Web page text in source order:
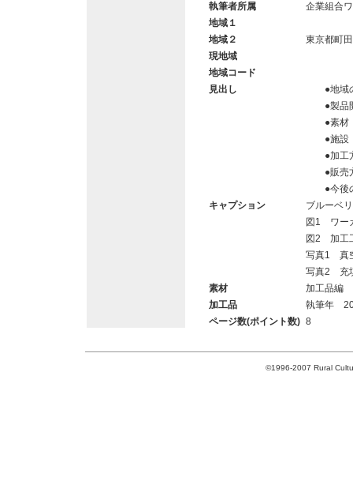
執筆者所属
企業組合
地域１
地域２
東京都町
現地域
地域コード
見出し
●地域の
●製品開
●素材・
●施設
●加工方
●販売
●今後の
キャプション
ブルーベ
図1 ワー
図2 加工
写真1 真
写真2 充
素材
加工品編
加工品
執筆年
ページ数(ポイント数) 8
©1996-2007 Rural